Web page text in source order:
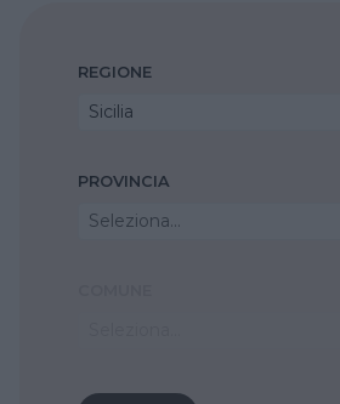
REGIONE
Sicilia
PROVINCIA
Seleziona...